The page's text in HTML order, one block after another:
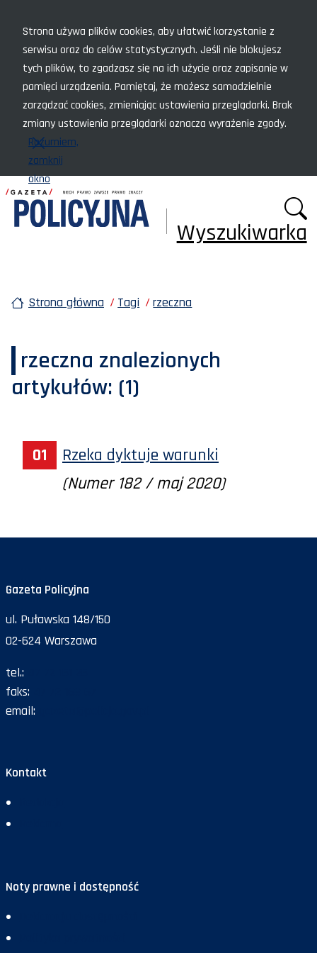
Strona używa plików cookies, aby ułatwić korzystanie z
serwisu oraz do celów statystycznych. Jeśli nie blokujesz
tych plików, to zgadzasz się na ich użycie oraz zapisanie w
pamięci urządzenia. Pamiętaj, że możesz samodzielnie
zarządzać cookies, zmieniając ustawienia przeglądarki. Brak
zmiany ustawienia przeglądarki oznacza wyrażenie zgody.
Rozumiem,
zamknij
okno
Wyszukiwarka
Strona główna Tagi rzeczna
rzeczna znalezionych
artykułów: (1)
Rzeka dyktuje warunki
(Numer 182 / maj 2020)
Gazeta Policyjna
ul. Puławska 148/150
02-624 Warszawa
tel.:
faks:
email:
Kontakt
Noty prawne i dostępność